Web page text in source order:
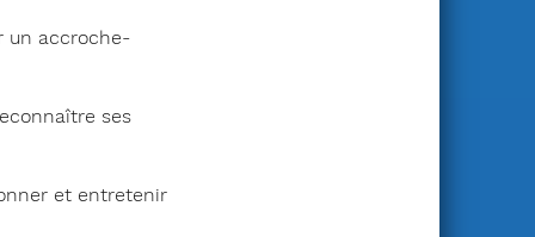
un accroche-
ses
et entretenir